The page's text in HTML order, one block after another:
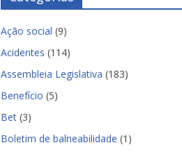
Ação social (9)
Acidentes (114)
Assembleia Legislativa (183)
Benefício (5)
Bet (3)
Boletim de balneabilidade (1)